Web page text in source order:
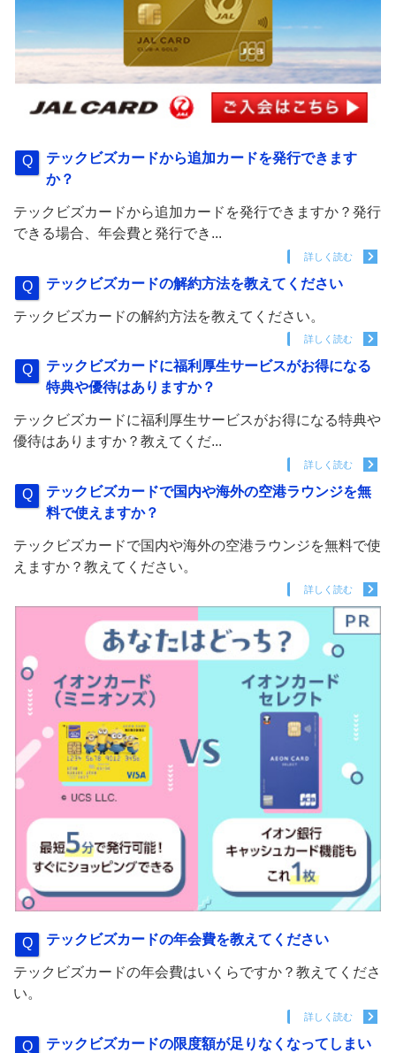
テックビズカードから追加カードを発行できます
か？
テックビズカードから追加カードを発行できますか？発行
できる場合、年会費と発行でき...
詳しく読む
テックビズカードの解約方法を教えてください
テックビズカードの解約方法を教えてください。
詳しく読む
テックビズカードに福利厚生サービスがお得になる
特典や優待はありますか？
テックビズカードに福利厚生サービスがお得になる特典や
優待はありますか？教えてくだ...
詳しく読む
テックビズカードで国内や海外の空港ラウンジを無
料で使えますか？
テックビズカードで国内や海外の空港ラウンジを無料で使
えますか？教えてください。
詳しく読む
テックビズカードの年会費を教えてください
テックビズカードの年会費はいくらですか？教えてくださ
い。
詳しく読む
テックビズカードの限度額が足りなくなってしまい